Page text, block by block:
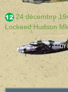
24 décembre
Lockeed Hudson